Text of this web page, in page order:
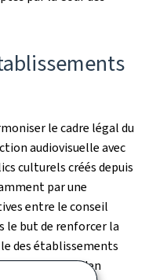
le cadre légal du
audiovisuelle avec
culturels créés depuis
par une
entre le conseil
but de renforcer la
des établissements
la Culture, et d'en